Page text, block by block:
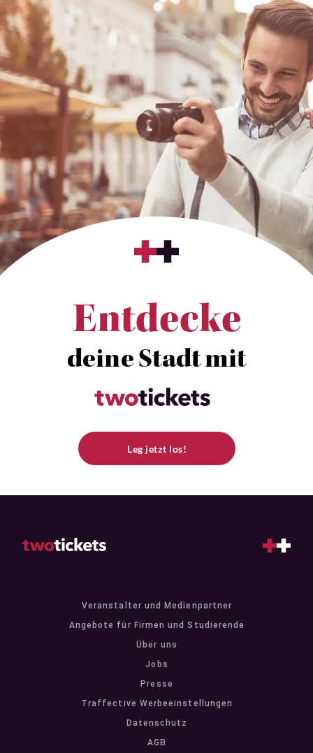
Entdecke
deine Stadt mit
Leg jetzt los!
Veranstalter und Medienpartner
Angebote für Firmen und Studierende
Über uns
Jobs
Presse
Traffective Werbeeinstellungen
Datenschutz
AGB